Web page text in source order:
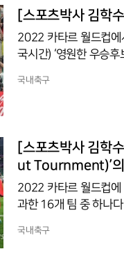
해도 상하의 모두 흰색
나 빨간색 상의를 착용
[스포츠박사 김학
2022 카타르 월드컵에
국시간) ‘영원한 우승
FA 랭킹 1위로 자타가 공인하는
90년대 초 브라질 특
국내축구
[스포츠박사 김학
ut Tournment)’의
2022 카타르 월드컵에
과한 16개 팀 중 하나
디움에서 열리는 네
국내축구